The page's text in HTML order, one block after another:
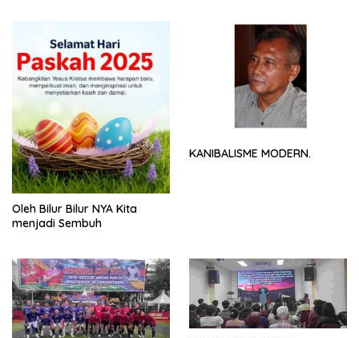
Oleh Bilur Bilur NYA Kita
menjadi Sembuh
KANIBALISME MODERN.